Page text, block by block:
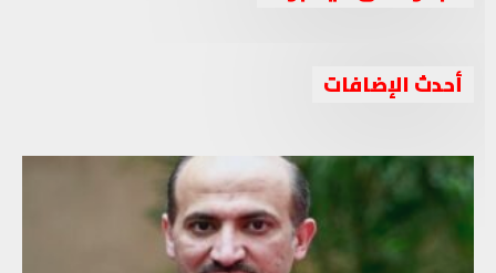
أحدث الإضافات
كلمة السيد أحمد الجربا حول الهدنة في الغوطة الشرقية
وريف حمص الشمالي